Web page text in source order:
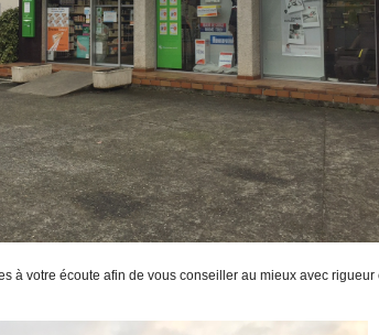
à votre écoute afin de vous conseiller au mieux avec rigueur